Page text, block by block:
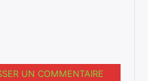
UN COMMENTAIRE